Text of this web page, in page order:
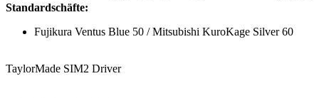
Standardschäfte:
Fujikura Ventus Blue 50 / Mitsubishi KuroKage Silver 60
TaylorMade SIM2 Driver